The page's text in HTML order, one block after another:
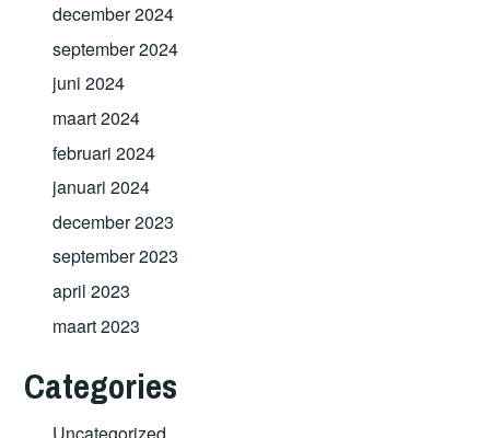
december 2024
september 2024
juni 2024
maart 2024
februari 2024
januari 2024
december 2023
september 2023
april 2023
maart 2023
Categories